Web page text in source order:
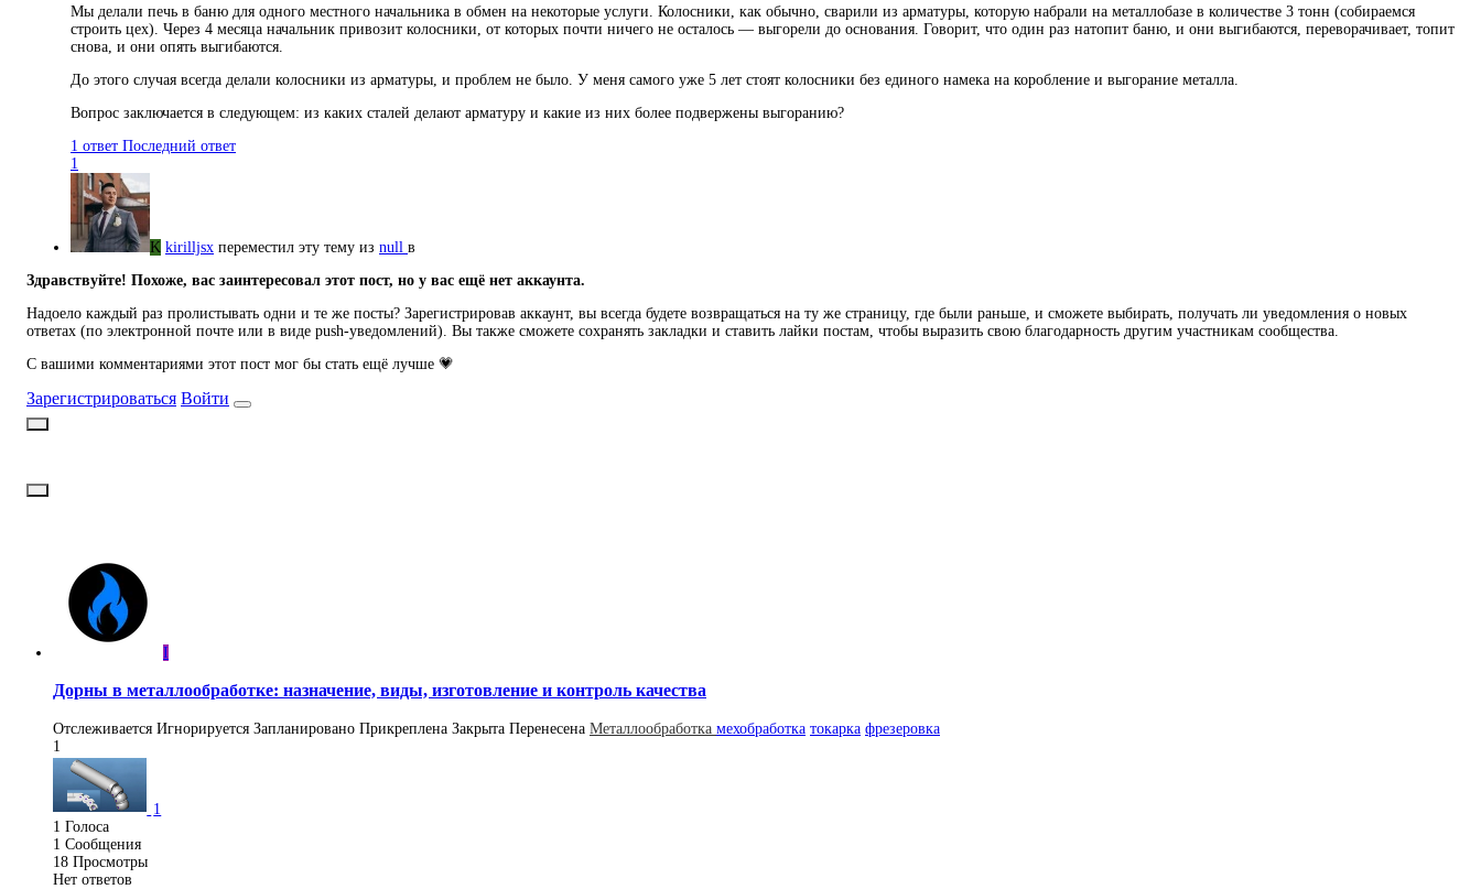
Мы делали печь в баню для одного местного начальника в обмен на некоторые услуги. Колосники, как обычно, сварили из арматуры, которую набрали на металлобазе в количестве 3 тонн (собираемся
строить цех). Через 4 месяца начальник привозит колосники, от которых почти ничего не осталось — выгорели до основания. Говорит, что один раз натопит баню, и они выгибаются, переворачивает, топит
снова, и они опять выгибаются.
До этого случая всегда делали колосники из арматуры, и проблем не было. У меня самого уже 5 лет стоят колосники без единого намека на коробление и выгорание металла.
Вопрос заключается в следующем: из каких сталей делают арматуру и какие из них более подвержены выгоранию?
1 ответ Последний ответ
1
K kirilljsx переместил эту тему из null в
Здравствуйте! Похоже, вас заинтересовал этот пост, но у вас ещё нет аккаунта.
Надоело каждый раз пролистывать одни и те же посты? Зарегистрировав аккаунт, вы всегда будете возвращаться на ту же страницу, где были раньше, и сможете выбирать, получать ли уведомления о новых
ответах (по электронной почте или в виде push-уведомлений). Вы также сможете сохранять закладки и ставить лайки постам, чтобы выразить свою благодарность другим участникам сообщества.
С вашими комментариями этот пост мог бы стать ещё лучше 💗
Зарегистрироваться Войти
I
Дорны в металлообработке: назначение, виды, изготовление и контроль качества
Отслеживается Игнорируется Запланировано Прикреплена Закрыта Перенесена Металлообработка мехобработка токарка фрезеровка
1
1
1 Голоса
1 Сообщения
18 Просмотры
Нет ответов